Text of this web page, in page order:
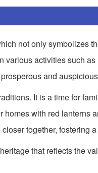
not only symbolizes
activities such
and
It is a time for
with red lanterns
together, fostering
that reflects the